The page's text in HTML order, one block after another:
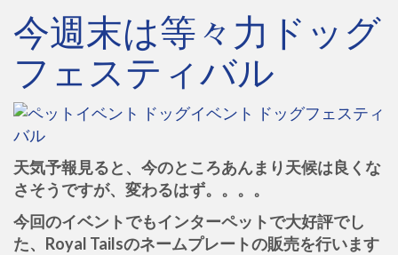
今週末は等々力ドッグ
フェスティバル
天気予報見ると、今のところあんまり天候は良くな
さそうですが、変わるはず。。。。
今回のイベントでもインターペットで大好評でし
た、Royal Tailsのネームプレートの販売を行います